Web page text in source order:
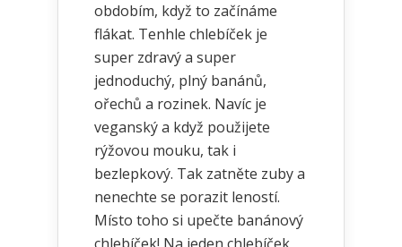
obdobím, když to začínáme
flákat. Tenhle chlebíček je
super zdravý a super
jednoduchý, plný banánů,
ořechů a rozinek. Navíc je
veganský a když použijete
rýžovou mouku, tak i
bezlepkový. Tak zatněte zuby a
nenechte se porazit leností.
Místo toho si upečte banánový